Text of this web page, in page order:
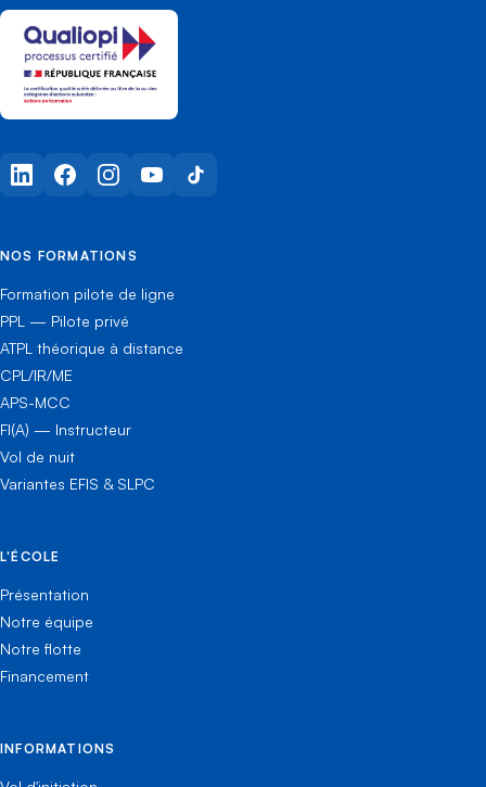
LinkedInFacebookInstagramYouTubeTikTok
NOS FORMATIONS
Formation pilote de ligne
PPL — Pilote privé
ATPL théorique à distance
CPL/IR/ME
APS-MCC
FI(A) — Instructeur
Vol de nuit
Variantes EFIS & SLPC
L'ÉCOLE
Présentation
Notre équipe
Notre flotte
Financement
INFORMATIONS